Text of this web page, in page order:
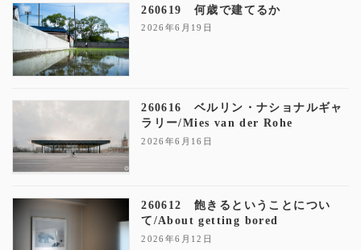
260619 何歳で建てるか
2026年6月19日
260616 ベルリン・ナショナルギャ
ラリー/Mies van der Rohe
2026年6月16日
260612 飽きるということについ
て/About getting bored
2026年6月12日